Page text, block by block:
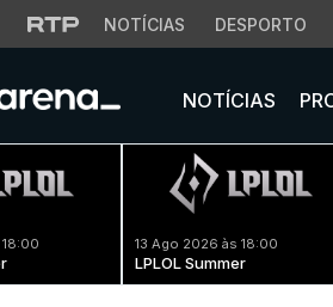
NOTÍCIAS DESPORTO
NOTÍCIAS
13 Ago 2026 às 18:00
LPLOL Summer